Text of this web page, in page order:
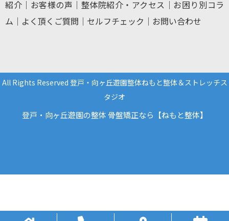
紹介 ｜ お客様の声 ｜ 整体院紹介・アクセス ｜ お困り別コラ
ム ｜ よく頂くご質問 ｜ セルフチェック ｜ お問い合わせ
All Rights Reserved 登戸・向ヶ丘遊園整体ねもと整体＆ストレッチス
タジオ
登戸・向ヶ丘遊園の整体 骨盤矯正なら【ねもと整体】